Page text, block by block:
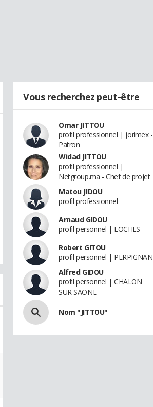
Vous recherchez peut-être
Omar JITTOU
profil professionnel | jorimex -
Patron
Widad JITTOU
profil professionnel |
Netgroup.ma - Chef de projet
Matou JIDOU
profil professionnel
Arnaud GIDOU
profil personnel | LOCHES
Robert GITOU
profil personnel | PERPIGNAN
Alfred GIDOU
profil personnel | CHALON
SUR SAONE
Nom "JITTOU"